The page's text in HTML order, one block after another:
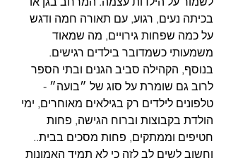
בכיתה נעים, רגוע, עם תאורה חמה ודגש
על כמה שפחות גירויים, מה שמאוד
משמעותי כשמדובר בילדים רגישים.
בנוסף, הקהילה סביב הגנים ובתי הספר
לרוב גם שומרת על סוג של ״בועה״ -
טלפונים לילדים רק בגילאים מאוחרים, ימי
הולדת בקבוצות וברוח הגישה, פחות
חטיפים וממתקים, פחות מסכים בבית..
וחשוב לשים לב לזה כי לא תמיד האמונות